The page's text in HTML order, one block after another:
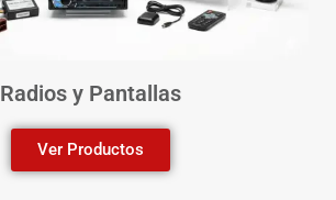
Radios y Pantallas
Ver Productos